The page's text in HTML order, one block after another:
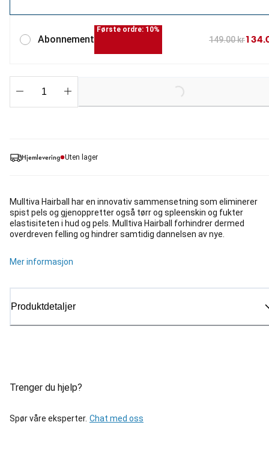
Hjemlevering Uten lager
Mulltiva Hairball har en innovativ sammensetning som eliminerer
spist pels og gjenoppretter også tørr og spleenskin og fukter
elastisiteten i hud og pels. Mulltiva Hairball forhindrer dermed
overdreven felling og hindrer samtidig dannelsen av nye.
Mer informasjon
Produktdetaljer
Trenger du hjelp?
Spør våre eksperter. Chat med oss
Abonnement
Første ordre: 10%
149.00 kr
Loading...